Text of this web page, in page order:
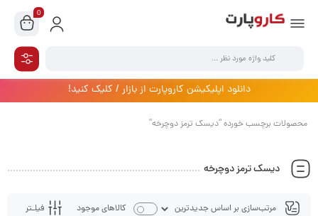
0
دانلود اپلیکیشن کاروپارت از بازار / کلیک کنید!
محصولات برچسب خورده “دیسک ترمز دوچرخه”
دیسک ترمز دوچرخه
فیلـتر کالاهای موجود